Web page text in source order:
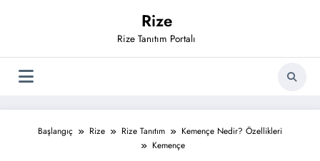
Rize
Rize Tanıtım Portalı
Başlangıç Rize Rize Tanıtım
Kemençe Nedir? Özellikleri
Kemençe